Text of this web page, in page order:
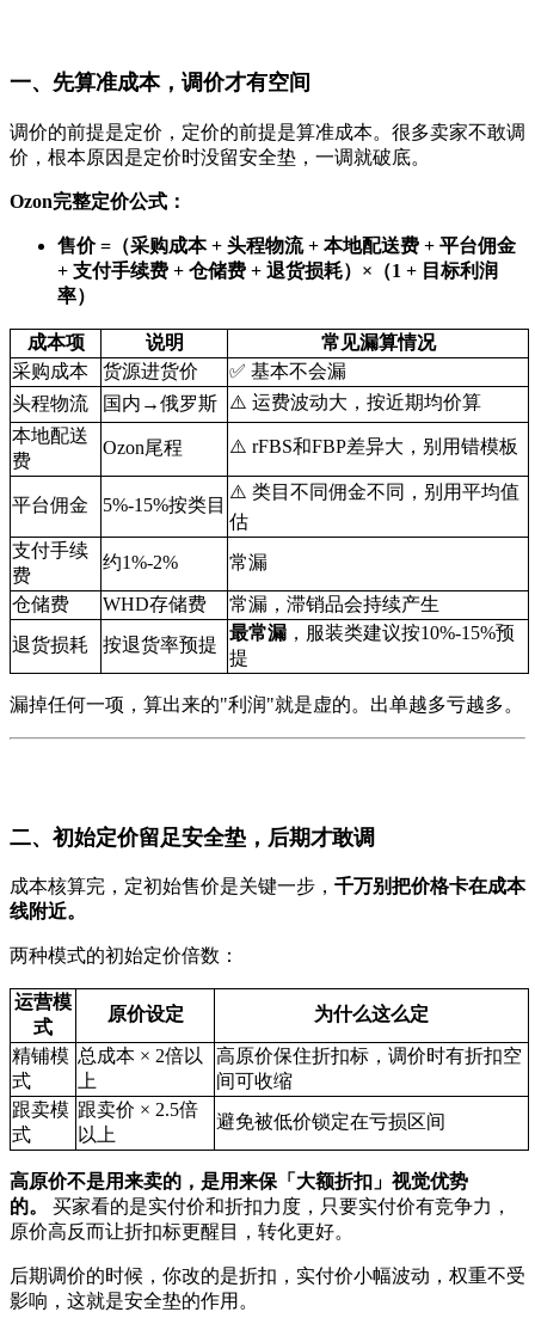
一、先算准成本，调价才有空间
调价的前提是定价，定价的前提是算准成本。很多卖家不敢调
价，根本原因是定价时没留安全垫，一调就破底。
Ozon完整定价公式：
售价 =（采购成本 + 头程物流 + 本地配送费 + 平台佣金
+ 支付手续费 + 仓储费 + 退货损耗）×（1 + 目标利润
率）
成本项 说明
常见漏算情况
采购成本
货源进货价
✅ 基本不会漏
头程物流
国内→俄罗斯
⚠️ 运费波动大，按近期均价算
本地配送
费
Ozon尾程 ⚠️ rFBS和FBP差异大，别用错模板
平台佣金 5%-15%按类目
⚠️ 类目不同佣金不同，别用平均值
估
支付手续
费
约1%-2% 常漏
仓储费 WHD存储费
常漏，滞销品会持续产生
退货损耗
按退货率预提
最常漏 ，服装类建议按10%-15%预
提
漏掉任何一项，算出来的"利润"就是虚的。出单越多亏越多。
二、初始定价留足安全垫，后期才敢调
成本核算完，定初始售价是关键一步， 千万别把价格卡在成本
线附近。
两种模式的初始定价倍数：
运营模
式
原价设定 为什么这么定
精铺模
式
总成本 × 2倍以
上
高原价保住折扣标，调价时有折扣空
间可收缩
跟卖模
式
跟卖价 × 2.5倍
以上
避免被低价锁定在亏损区间
高原价不是用来卖的，是用来保「大额折扣」视觉优势
的。
买家看的是实付价和折扣力度，只要实付价有竞争力，
原价高反而让折扣标更醒目，转化更好。
后期调价的时候，你改的是折扣，实付价小幅波动，权重不受
影响，这就是安全垫的作用。